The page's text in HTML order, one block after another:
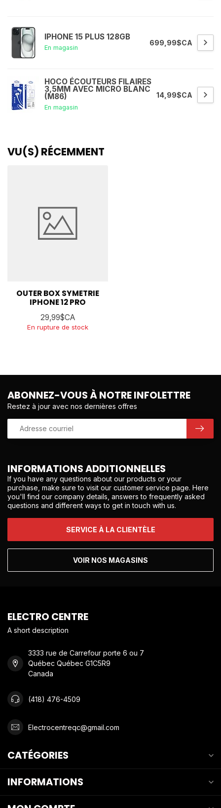
IPHONE 15 PLUS 128GB
En magasin
699,99$CA
HOCO ÉCOUTEURS FILAIRES
3,5MM AVEC MICRO BLANC
(M86)
En magasin
14,99$CA
VU(S) RÉCEMMENT
OUTER BOX SYMETRIE
IPHONE 12 PRO
29,99$CA
En rupture de stock
INFORMATIONS ADDITIONNELLES
If you have any questions about our products or your
purchase, make sure to visit our customer service page. Here
you'll find our company details, answers to frequently asked
questions and different ways to get in touch with us.
SERVICE À LA CLIENTÈLE
VOIR NOS MAGASINS
ABONNEZ-VOUS À NOTRE INFOLETTRE
Restez à jour avec nos dernières offres
ELECTRO CENTRE
A short description
3333 rue de Carrefour porte 6 ou 7
Québec Québec G1C5R9
Canada
(418) 476-4509
Electrocentreqc@gmail.com
CATÉGORIES
INFORMATIONS